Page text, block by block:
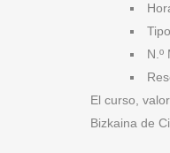
N.º
El curso,
Bizkaina de